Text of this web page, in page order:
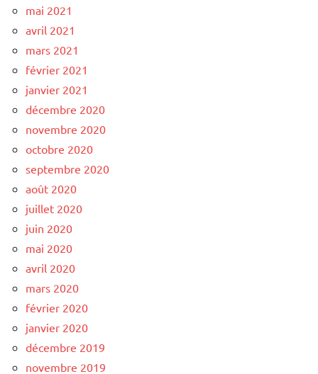
mai 2021
avril 2021
mars 2021
février 2021
janvier 2021
décembre 2020
novembre 2020
octobre 2020
septembre 2020
août 2020
juillet 2020
juin 2020
mai 2020
avril 2020
mars 2020
février 2020
janvier 2020
décembre 2019
novembre 2019